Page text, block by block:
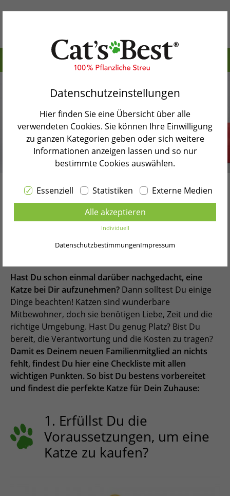
Warum Cat’s Best
Unsere Produkte
Katzenblog
Shopsuche
Sprache wählen
PORTUGUÊS
FRANÇAIS
ITALIANO
POLSKI
ESPAÑOL
PORTUGUÊS BRASIL
日本語
ČEŠTINA
Checkliste Katze anschaffen:
9 wichtige Punkte für den
Katzenkauf
Hast Du schon einmal darüber nachgedacht, eine
Katze bei Dir aufzunehmen? Dann solltest Du einige
Dinge beachten! Katzen sind wunderbare
Mitbewohner, doch sie benötigen Liebe, Zeit und die
richtige Umgebung. Hast Du genug Platz? Bist Du
bereit, die Verantwortung und die Kosten zu tragen?
Damit es Deinem neuen Familienmitglied an nichts
fehlt, findest Du hier eine Checkliste mit allen
wichtigen Punkten. So bist Du bestens vorbereitet
und findest die perfekte Katze für Dein Zuhause:
1. Erfüllst Du die
Voraussetzungen, um eine
Katze zu kaufen?
Inhaltsverzeichnis>
zu kaufen?
2. Mache den Test: Welche Katzenrasse passt am
besten zu Dir?
3. Möchtest Du eine erwachsene Katze oder ein
Katzenbaby?
5. Überlege, ob Du eine Katze aus dem Tierheim
6. So erkennst Du einen guten Katzenzüchter
8. Was braucht eine Katze? Erledige wichtige
Besorgungen
9. Finde den perfekten Katzennamen für Deine
Katze
Fazit: Checkliste zur Katzenanschaffung
Zurück zur Blogübersicht
Datenschutzeinstellungen
Hier finden Sie eine Übersicht über alle
verwendeten Cookies. Sie können Ihre Einwilligung
zu ganzen Kategorien geben oder sich weitere
Informationen anzeigen lassen und so nur
bestimmte Cookies auswählen.
Essenziell Statistiken
Externe Medien
Alle akzeptieren
Individuell
DatenschutzbestimmungenImpressum